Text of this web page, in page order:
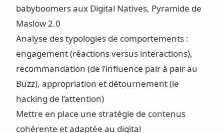
babyboomers aux Digital Natives, Pyramide de
Maslow 2.0
Analyse des typologies de comportements :
engagement (réactions versus interactions),
recommandation (de l’influence pair à pair au
Buzz), appropriation et détournement (le
hacking de l’attention)
Mettre en place une stratégie de contenus
cohérente et adaptée au digital